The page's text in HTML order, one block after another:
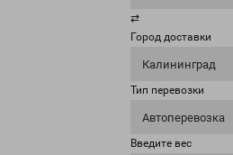
⇄
Город доставки
Калининград
Тип перевозки
Автоперевозка
Введите вес